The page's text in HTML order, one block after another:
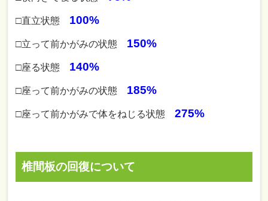
□直立状態 100%
□立って前かがみの状態 150%
□座る状態 140%
□座って前かがみの状態 185%
□座って前かがみで体をねじる状態275%
椎間板の回復について